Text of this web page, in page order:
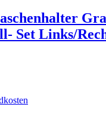
Set Links/